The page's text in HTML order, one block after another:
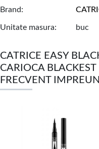
Brand
Unitate masura buc
CATRICE EASY
CARIOCA
FRECVENT